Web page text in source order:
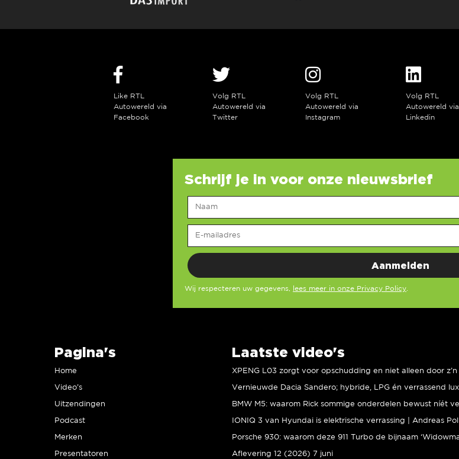
Like RTL
Autowereld via
Facebook
Volg RTL
Autowereld via
Twitter
Volg RTL
Autowereld via
Instagram
Volg RTL
Autowereld via
Linkedin
Schrijf je in voor onze nieuwsbrief
Wij respecteren uw gegevens, lees meer in onze Privacy Policy
Pagina's
Home
Video’s
Uitzendingen
Podcast
Merken
Presentatoren
Laatste video's
IONIQ 3 van Hyundai is elektrische verrassing | Andreas Pol
Aflevering 12 (2026) 7 juni